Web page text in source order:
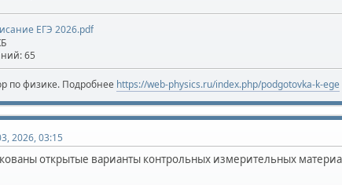
ЕГЭ 2026.pdf
65
по физике. Подробнее https://web-physics.ru/index.php/podgotovka-k-ege
2026, 03:15
открытые варианты контрольных измерительных